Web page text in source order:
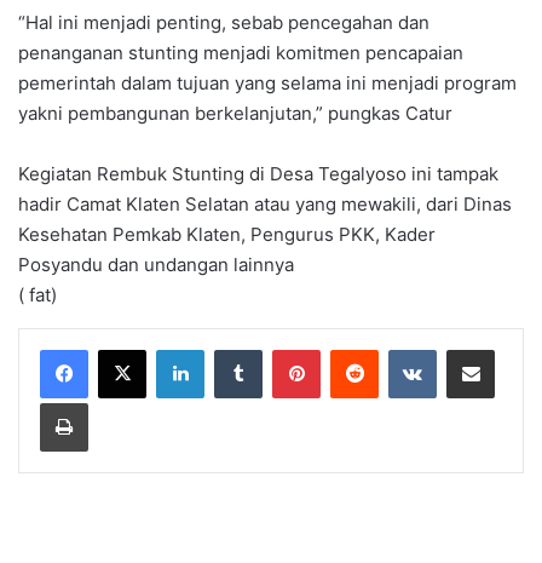
“Hal ini menjadi penting, sebab pencegahan dan
penanganan stunting menjadi komitmen pencapaian
pemerintah dalam tujuan yang selama ini menjadi program
yakni pembangunan berkelanjutan,” pungkas Catur
Kegiatan Rembuk Stunting di Desa Tegalyoso ini tampak
hadir Camat Klaten Selatan atau yang mewakili, dari Dinas
Kesehatan Pemkab Klaten, Pengurus PKK, Kader
Posyandu dan undangan lainnya
( fat)